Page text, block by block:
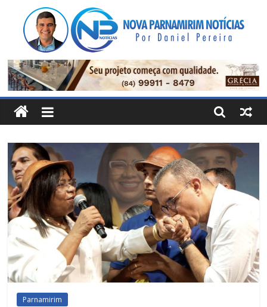
conteúdo
Nova
Parnamirim
Notícias
Por
Daniel
Pereira
Parnamirim